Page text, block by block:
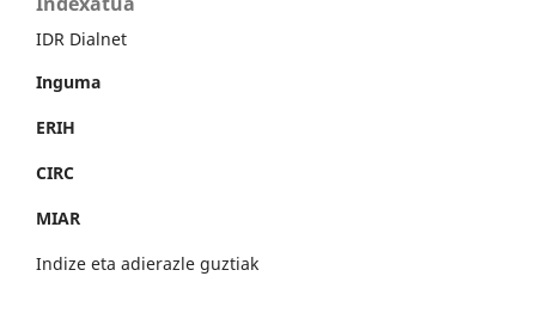
IDR Dialnet
Inguma
ERIH
CIRC
MIAR
Indize eta adierazle guztiak